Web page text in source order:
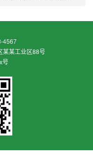
4567
某某工业区88号
号